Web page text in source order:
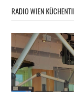
RADIO WIEN